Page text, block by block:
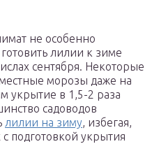
не особенно
лилии к зиме
сентября. Некоторые
морозы даже на
укрытие в 1,5-2 раза
садоводов
лилии на зиму, избегая,
подготовкой укрытия